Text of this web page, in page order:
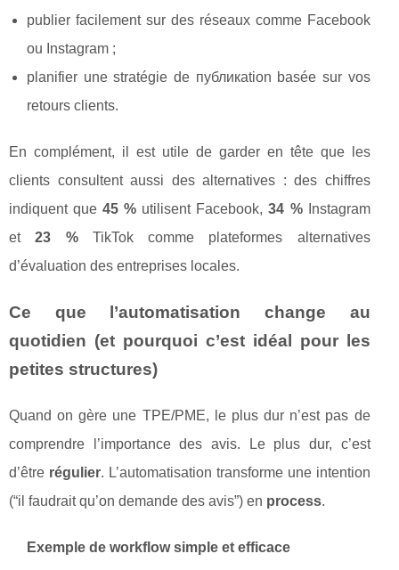
publier facilement sur des réseaux comme Facebook
ou Instagram ;
planifier une stratégie de публикаtion basée sur vos
retours clients.
En complément, il est utile de garder en tête que les
clients consultent aussi des alternatives : des chiffres
indiquent que45 % utilisent Facebook,34 %Instagram
et23 %TikTok comme plateformes alternatives
d’évaluation des entreprises locales.
Ce que l’automatisation change au
quotidien (et pourquoi c’est idéal pour les
petites structures)
Quand on gère une TPE/PME, le plus dur n’est pas de
comprendre l’importance des avis. Le plus dur, c’est
d’être régulier. L’automatisation transforme une intention
(“il faudrait qu’on demande des avis”) en process.
Exemple de workflow simple et efficace